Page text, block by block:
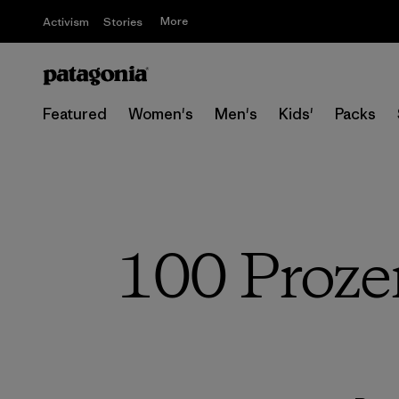
Activism Stories More
Featured Women's Men's Kids' Packs
100